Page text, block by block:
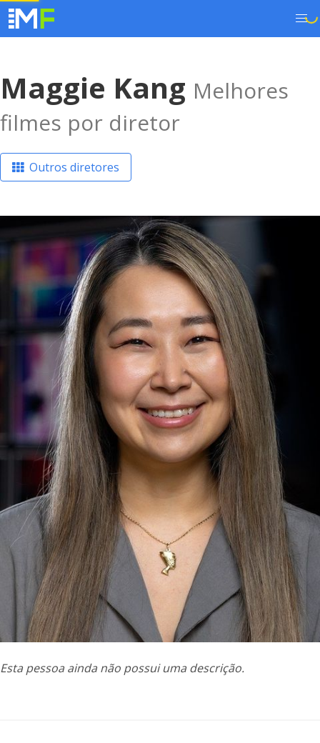
Maggie Kang Melhores
filmes por diretor
Outros diretores
Esta pessoa ainda não possui uma descrição.